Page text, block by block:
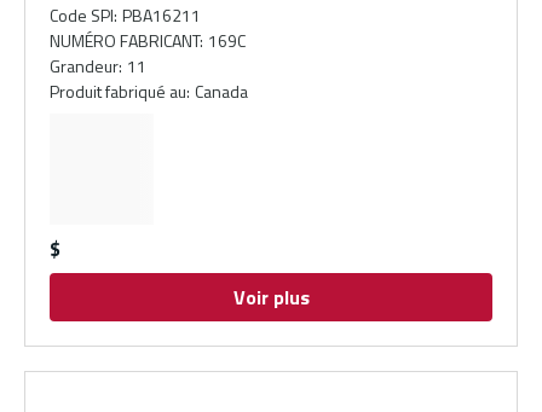
Code SPI: PBA16211
NUMÉRO FABRICANT: 169C
Grandeur: 11
Produit fabriqué au: Canada
$
Voir plus